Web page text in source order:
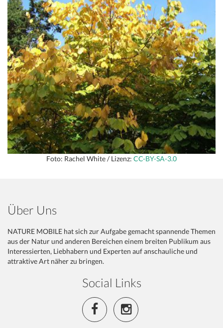
Foto: Rachel White / Lizenz: CC-BY-SA-3.0
Über Uns
NATURE MOBILE hat sich zur Aufgabe gemacht spannende Themen
aus der Natur und anderen Bereichen einem breiten Publikum aus
Interessierten, Liebhabern und Experten auf anschauliche und
attraktive Art näher zu bringen.
Social Links